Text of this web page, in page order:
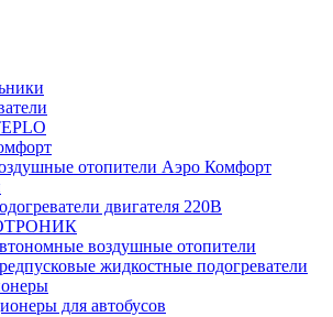
отопители Аэро Комфорт
двигателя 220В
воздушные отопители
жидкостные подогреватели
для автобусов